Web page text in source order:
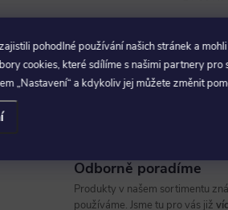
pohodlné používání našich stránek a
cookies, které sdílíme s našimi partnery pro
„Nastavení“ a kdykoliv jej můžete změnit
Vyprodáno 2
1 760 Kč
Odborně poradíme
Produkty v našem sortimentu
používáme. Jsme tu pro vás již